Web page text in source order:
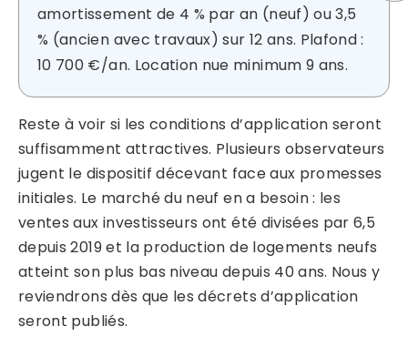
amortissement de 4 % par an (neuf) ou 3,5
% (ancien avec travaux) sur 12 ans. Plafond :
10 700 €/an. Location nue minimum 9 ans.
Reste à voir si les conditions d’application seront
suffisamment attractives. Plusieurs observateurs
jugent le dispositif décevant face aux promesses
initiales. Le marché du neuf en a besoin : les
ventes aux investisseurs ont été divisées par 6,5
depuis 2019 et la production de logements neufs
atteint son plus bas niveau depuis 40 ans. Nous y
reviendrons dès que les décrets d’application
seront publiés.